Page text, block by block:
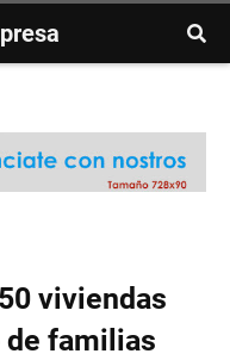
viviendas
familias